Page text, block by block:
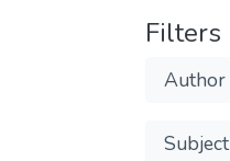
Filters
Author
Subject